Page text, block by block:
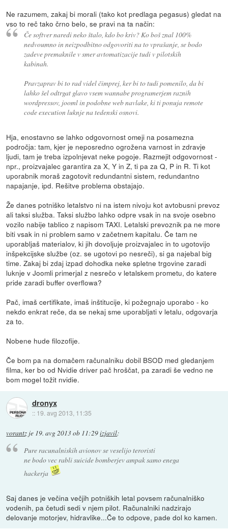
Ne razumem, zakaj bi morali (tako kot predlaga pegasus) gledat na
vso to reč tako črno belo, se pravi na ta način:
Če softver naredi neko štalo, kdo bo kriv? Ko boš znal 100%
nedvoumno in neizpodbitno odgovoriti na to vprašanje, se bodo
zadeve premaknile v smer avtomatizacije tudi v pilotskih
kabinah.
Pravzaprav bi to rad videl čimprej, ker bi to tudi pomenilo, da bi
lahko šel odtrgat glavo vsem wannabe programerjem raznih
wordpressov, jooml in podobne web navlake, ki ti ponuja remote
code execution luknje na tedenski osnovi.
Hja, enostavno se lahko odgovornost omeji na posamezna
področja: tam, kjer je neposredno ogrožena varnost in zdravje
ljudi, tam je treba izpolnjevat neke pogoje. Razmejit odgovornost -
npr., proizvajalec garantira za X, Y in Z, ti pa za Q, P in R. Ti kot
uporabnik moraš zagotovit redundantni sistem, redundantno
napajanje, ipd. Rešitve problema obstajajo.
Že danes potniško letalstvo ni na istem nivoju kot avtobusni prevoz
ali taksi služba. Taksi službo lahko odpre vsak in na svoje osebno
vozilo nabije tablico z napisom TAXI. Letalski prevoznik pa ne more
biti vsak in ni problem samo v začetnem kapitalu. Če tam ne
uporabljaš materialov, ki jih dovoljuje proizvajalec in to ugotovijo
inšpekcijske službe (oz. se ugotovi po nesreči), si ga najebal big
time. Zakaj bi zdaj izpad dohodka neke spletne trgovine zaradi
luknje v Joomli primerjal z nesrečo v letalskem prometu, do katere
pride zaradi buffer overflowa?
Pač, imaš certifikate, imaš inštitucije, ki požegnajo uporabo - ko
nekdo enkrat reče, da se nekaj sme uporabljati v letalu, odgovarja
za to.
Nobene hude filozofije.
Če bom pa na domačem računalniku dobil BSOD med gledanjem
filma, ker bo od Nvidie driver pač hroščat, pa zaradi še vedno ne
bom mogel tožit nvidie.
dronyx
:: 19. avg 2013, 11:35
vorantz je 19. avg 2013 ob 11:29izjavil:
Pure racunalniskih avionov se veselijo teroristi
ne bodo vec rabli suicide bomberjev ampak samo enega
hackerja
Saj danes je večina večjih potniških letal povsem računalniško
vodenih, pa četudi sedi v njem pilot. Računalniki nadzirajo
delovanje motorjev, hidravlike...Če to odpove, pade dol ko kamen.